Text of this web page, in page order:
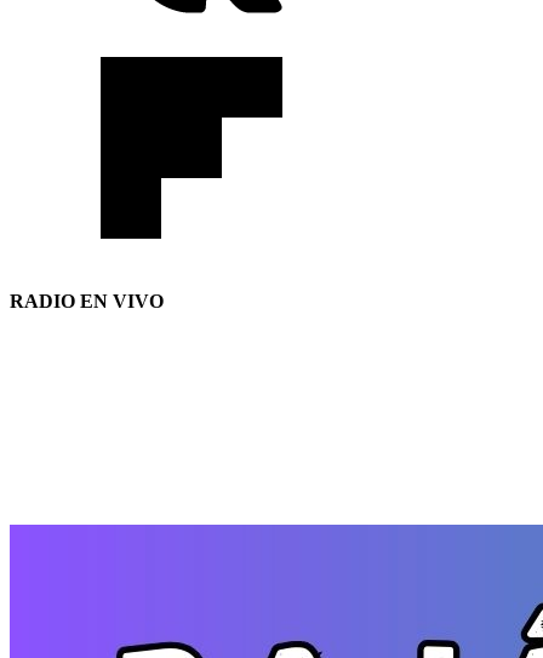
RADIO EN VIVO